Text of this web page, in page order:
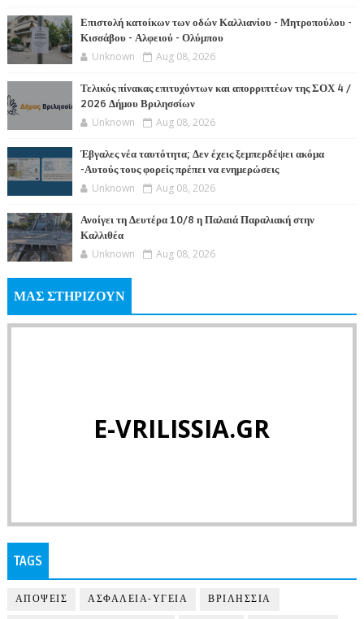
Επιστολή κατοίκων των οδών Καλλιανίου - Μητροπούλου -
Κισσάβου - Αλφειού - Ολύμπου
Unknown Aug 08, 2026
Τελικός πίνακας επιτυχόντων και απορριπτέων της ΣΟΧ 4 /
2026 Δήμου Βριλησσίων
Unknown Aug 08, 2026
Έβγαλες νέα ταυτότητα; Δεν έχεις ξεμπερδέψει ακόμα
-Αυτούς τους φορείς πρέπει να ενημερώσεις
Unknown Aug 08, 2026
Ανοίγει τη Δευτέρα 10/8 η Παλαιά Παραλιακή στην
Καλλιθέα
Unknown Aug 08, 2026
ΜΑΣ ΣΤΗΡΙΖΟΥΝ
E-VRILISSIA.GR
TAGS
ΑΠΟΨΕΙΣ ΑΣΦΑΛΕΙΑ-ΥΓΕΙΑ ΒΡΙΛΗΣΣΙΑ